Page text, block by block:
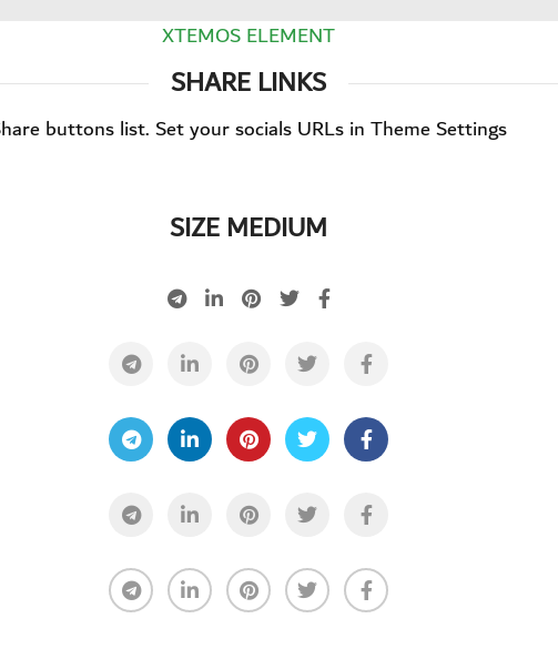
XTEMOS ELEMENT
SHARE LINKS
buttons list. Set your socials URLs in Theme Settings
SIZE MEDIUM